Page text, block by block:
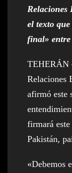
Relaciones
el texto
final» entre
TEHERÁN
Relaciones
afirmó este
firmará
Pakistán,
«Debemos